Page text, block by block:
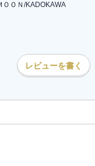
ＯＮ /KADOKAWA
レビューを書く